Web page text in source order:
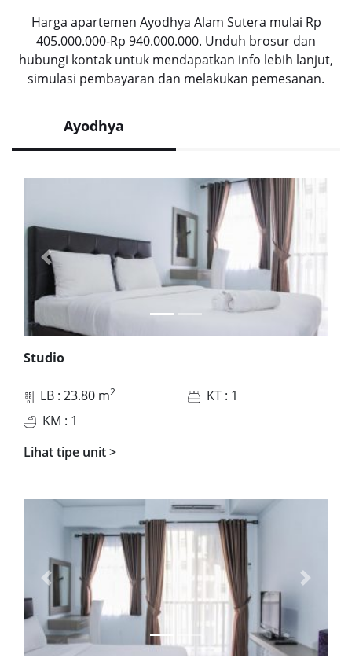
Harga apartemen Ayodhya Alam Sutera mulai Rp
405.000.000-Rp 940.000.000. Unduh brosur dan
hubungi kontak untuk mendapatkan info lebih lanjut,
simulasi pembayaran dan melakukan pemesanan.
Ayodhya
Previous
Studio
LB : 23.80 m2 KT : 1
KM : 1
Lihat tipe unit>
Previous Next